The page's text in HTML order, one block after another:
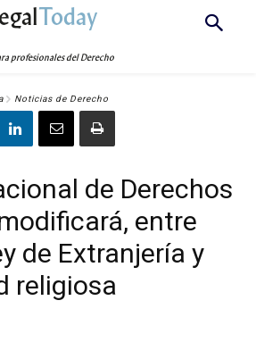
Today
profesionales del Derecho
Noticias de Derecho
de Derechos
entre
de Extranjería y
religiosa